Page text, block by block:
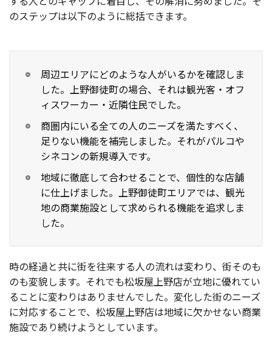
のステップは以下のように総括できます。
周辺エリアにどのような人がいるかを確認しま
した。上野御徒町の場合、それは観光客・オフ
ィスワーカー・近隣住民でした。
商圏内にいる全ての人のニーズを満たすべく、
足りない機能を補完しました。それがパルコや
シネコンの新規導入です。
地域に徹底して合わせることで、個性的な店舗
に仕上げました。上野御徒町エリアでは、観光
地の商業施設として求められる機能を追求しま
した。
時の経過と共に街を往来する人の流れは変わり、街そのも
のも変貌します。それでも松坂屋上野店が立地に優れてい
ることに変わりはありませんでした。変化した街のニーズ
に対応することで、松坂屋上野店は地域に欠かせない商業
施設であり続けようとしています。